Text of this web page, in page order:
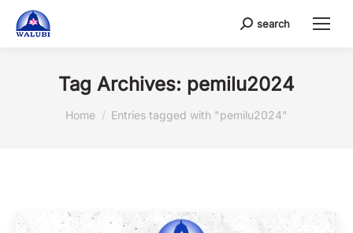
Search:
search
Tag Archives: pemilu2024
You are here:
Home Entries tagged with "pemilu2024"